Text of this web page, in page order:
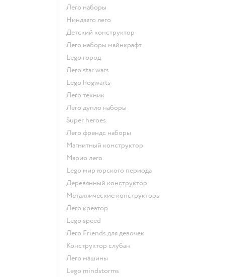
Лего наборы
Ниндзяго лего
Детский конструктор
Лего наборы майнкрафт
Lego город
Лего star wars
Lego hogwarts
Лего техник
Лего дупло наборы
Super heroes
Лего френдс наборы
Магнитный конструктор
Марио лего
Lego мир юрского периода
Деревянный конструктор
Металлические конструкторы
Лего креатор
Lego speed
Лего Friends для девочек
Конструктор слубан
Лего машины
Lego mindstorms